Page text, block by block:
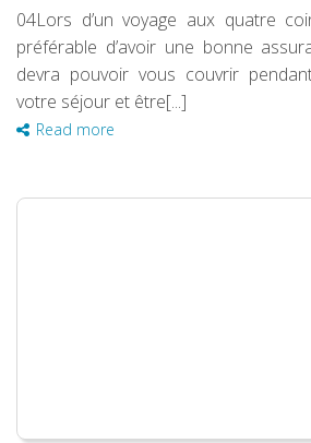
04Lors d’un voyage aux quatre
préférable d’avoir une bonne
devra pouvoir vous couvrir
votre séjour et être[...]
Read more